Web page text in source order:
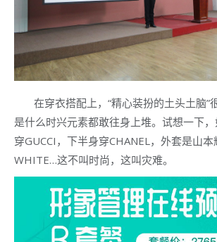
在穿衣搭配上，“精心装扮的土头土脑”
是什么时兴元素都敢往身上堆。试想一下
穿GUCCI，下半身穿CHANEL，外套是山
WHITE…这不叫时尚，这叫灾难。